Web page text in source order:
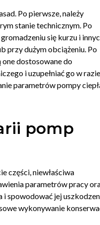
Po pierwsze, należy
stanie technicznym. Po
się kurzu i
przy dużym obciążeniu. Po
one dostosowane do
i uzupełniać go w razie
parametrów pompy
pomp
części, niewłaściwa
parametrów pracy
i spowodować jej
wykonywanie